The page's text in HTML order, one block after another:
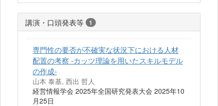
講演・口頭発表等 1
専門性の要否が不確実な状況下における人材
配置の考察 -カッツ理論を用いたスキルモデル
の作成-
山本 泰基, 西出 哲人
経営情報学会 2025年全国研究発表大会 2025年10
月25日